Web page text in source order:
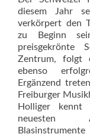
diesem Jahr
verkörpert den
zu Beginn
preisgekrönte
Zentrum, folgt
ebenso
Ergänzend
Freiburger
Holliger
neuesten